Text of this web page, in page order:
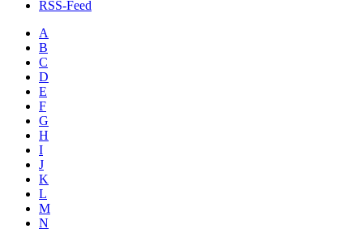
RSS-Feed
A
B
C
D
E
F
G
H
I
J
K
L
M
N